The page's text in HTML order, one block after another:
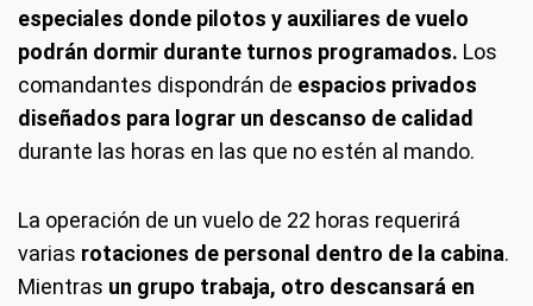
especiales donde pilotos y auxiliares de vuelo
podrán dormir durante turnos programados. Los
comandantes dispondrán de espacios privados
diseñados para lograr un descanso de calidad
durante las horas en las que no estén al mando.
La operación de un vuelo de 22 horas requerirá
varias rotaciones de personal dentro de la cabina.
Mientras un grupo trabaja, otro descansará en